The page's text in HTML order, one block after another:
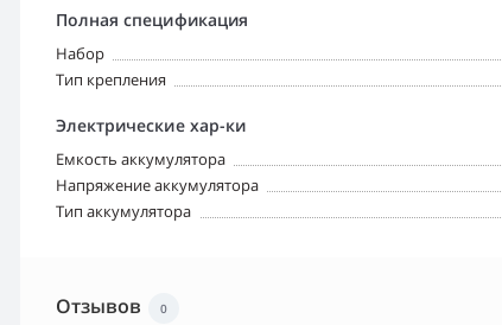
Полная спецификация
Набор
Тип крепления
Электрические хар-ки
Емкость аккумулятора
Напряжение аккумулятора
Тип аккумулятора
Отзывов 0